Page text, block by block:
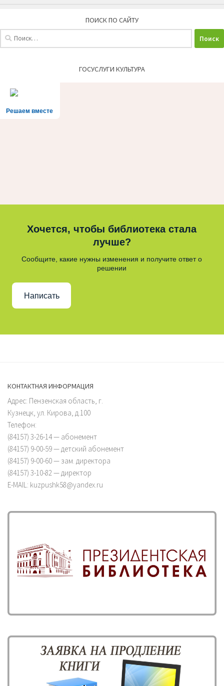
ПОИСК ПО САЙТУ
ГОСУСЛУГИ КУЛЬТУРА
Решаем вместе
Хочется, чтобы библиотека стала
лучше?
Сообщите, какие нужны изменения и получите ответ о
решении
Написать
КОНТАКТНАЯ ИНФОРМАЦИЯ
Адрес: Пензенская область, г.
Кузнецк, ул. Кирова, д.100
Телефон:
(84157) 3-26-14 — абонемент
(84157) 9-00-59 — детский абонемент
(84157) 9-00-60 — зам. директора
(84157) 3-10-82 — директор
E-MAIL: kuzpushk58@yandex.ru